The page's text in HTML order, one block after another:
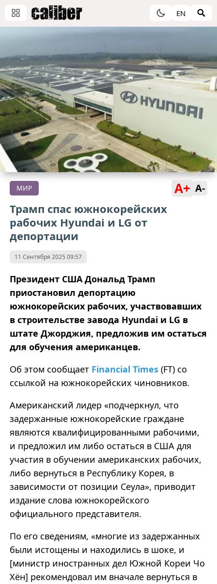
EN
МИР A+ A-
Трамп спас южнокорейских
рабочих Hyundai и LG от
депортации
11 Сентября 2025 09:57
Президент США Дональд Трамп
приостановил депортацию
южнокорейских рабочих, участвовавших
в строительстве завода Hyundai и LG в
штате Джорджия, предложив им остаться
для обучения американцев.
Об этом сообщает Financial Times (FT) со
ссылкой на южнокорейских чиновников.
Американский лидер «подчеркнул, что
задержанные южнокорейские граждане
являются квалифицированными рабочими,
и предложил им либо остаться в США для
участия в обучении американских рабочих,
либо вернуться в Республику Корея, в
зависимости от позиции Сеула», приводит
издание слова южнокорейского
официального представителя.
По его сведениям, «многие из задержанных
были истощены и находились в шоке, и
[министр иностранных дел Южной Кореи Чо
Хён] рекомендовал им вначале вернуться в